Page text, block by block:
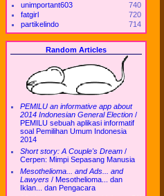
unimportant603
740
fatgirl
720
partikelindo
714
Random Articles
PEMILU an informative app about
2014 Indonesian General Election /
PEMILU sebuah aplikasi informatif
soal Pemilihan Umum Indonesia
2014
Short story: A Couple's Dream /
Cerpen: Mimpi Sepasang Manusia
Mesothelioma... and Ads... and
Lawyers / Mesothelioma... dan
Iklan... dan Pengacara